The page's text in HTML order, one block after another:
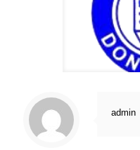
admin